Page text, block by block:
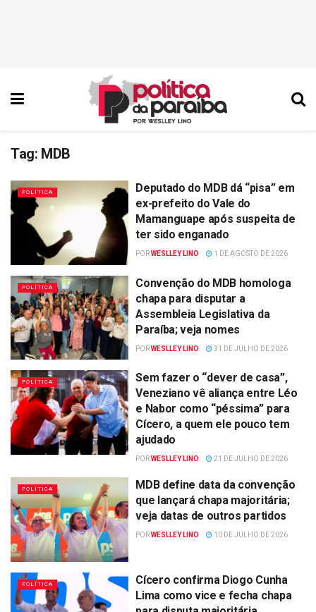
Tag: MDB
POLÍTICA
Deputado do MDB dá “pisa” em
ex-prefeito do Vale do
Mamanguape após suspeita de
ter sido enganado
PORWESLLEY LINO 1 DE AGOSTO DE 2026
POLÍTICA
Convenção do MDB homologa
chapa para disputar a
Assembleia Legislativa da
Paraíba; veja nomes
PORWESLLEY LINO 31 DE JULHO DE 2026
POLÍTICA
Sem fazer o “dever de casa”,
Veneziano vê aliança entre Léo
e Nabor como “péssima” para
Cícero, a quem ele pouco tem
ajudado
PORWESLLEY LINO 21 DE JULHO DE 2026
POLÍTICA
MDB define data da convenção
que lançará chapa majoritária;
veja datas de outros partidos
PORWESLLEY LINO 10 DE JULHO DE 2026
POLÍTICA
Cícero confirma Diogo Cunha
Lima como vice e fecha chapa